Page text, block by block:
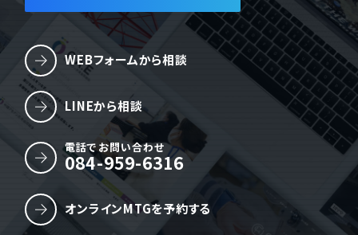
WEBフォームから相談
LINEから相談
電話でお問い合わせ
084-959-6316
オンラインMTGを予約する